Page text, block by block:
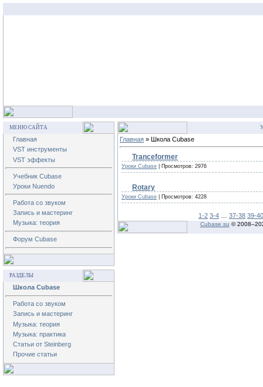
МЕНЮ САЙТА
Главная
VST инструменты
VST эффекты
Учебник Cubase
Уроки Nuendo
Работа со звуком
Запись и мастеринг
Музыка: теория
Форум Cubase
РАЗДЕЛЫ
Школа Cubase
Работа со звуком
Запись и мастеринг
Музыка: теория
Музыка: практика
Статьи от Steinberg
Прочие статьи
Главная » Школа Cubase
Tranceformer
Уроки Cubase | Просмотров: 2976
Rotary
Уроки Cubase | Просмотров: 4228
1-2 3-4 37-38 39-40
Cubase.su © 2008–